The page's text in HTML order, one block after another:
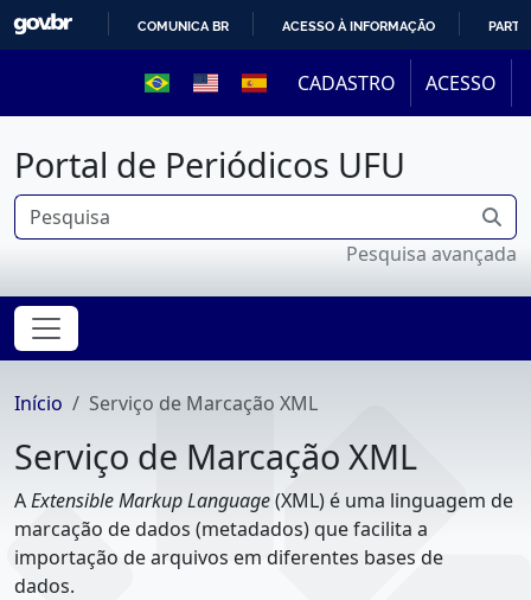
PARA
O
CONTEÚDO
COMUNICA BR ACESSO À INFORMAÇÃO
CADASTRO ACESSO
Portal de Periódicos UFU
Pesquisa avançada
Início Serviço de Marcação XML
Serviço de Marcação XML
AExtensibleMarkup Language(XML) é uma linguagem de
marcação de dados (metadados) que facilita a
importação de arquivos em diferentes bases de
dados.